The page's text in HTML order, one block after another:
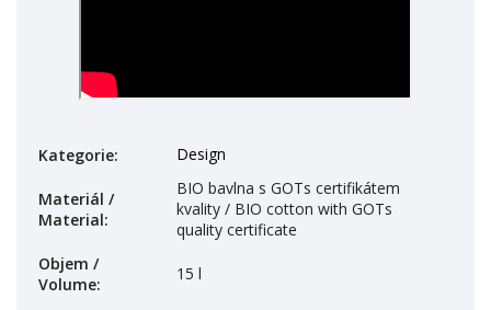
Kategorie: Design
Materiál /
Material:
BIO bavlna s GOTs certifikátem
kvality / BIO cotton with GOTs
quality certificate
Objem /
Volume:
15 l